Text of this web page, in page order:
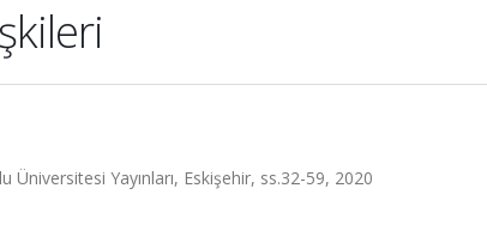
Yayınları, Eskişehir, ss.32-59, 2020